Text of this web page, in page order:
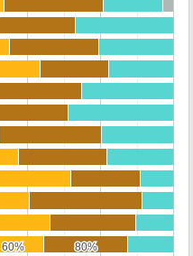
60%
60% 80%
80%